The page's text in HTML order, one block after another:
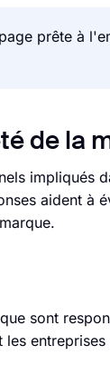
prête à
de la
impliqués
aident à
sont